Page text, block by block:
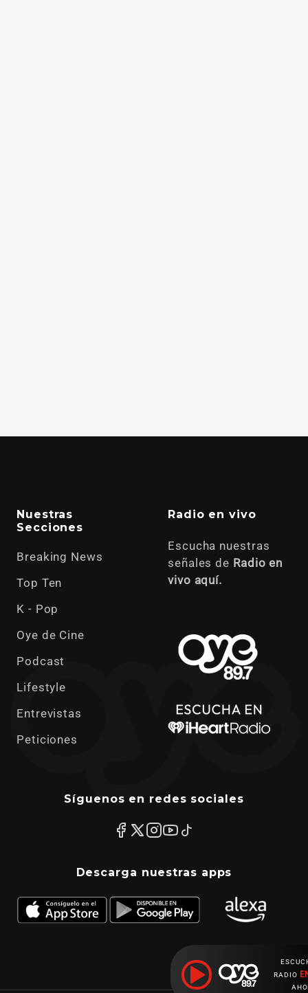
RADIO
Nuestras
Secciones
Breaking News
Top Ten
K - Pop
Oye de Cine
Podcast
Lifestyle
Entrevistas
Peticiones
Radio en vivo
Escucha nuestras
señales de Radio en
vivo aquí.
Síguenos en redes sociales
Descarga nuestras apps